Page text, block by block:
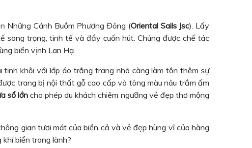
Những Cánh Buồm Phương Đông (Oriental Sails Jsc). Lấy
sang trọng, tinh tế và đầy cuốn hút. Chúng được chế tác
biển vịnh Lan Hạ.
tinh khôi với lớp áo trắng trang nhã càng làm tôn thêm sự
trang bị nội thất gỗ cao cấp và tông màu nâu trầm ấm
sổ lớncho phép du khách chiêm ngưỡng vẻ đẹp thơ mộng
gian tươi mát của biển cả và vẻ đẹp hùng vĩ của hàng
khí biển trong lành?